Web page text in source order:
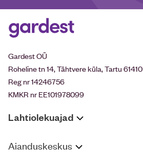
Gardest OÜ
Roheline tn 14, Tähtvere küla, Tartu 61410
Reg nr 14246756
KMKR nr EE101978099
Lahtiolekuajad
Aianduskeskus